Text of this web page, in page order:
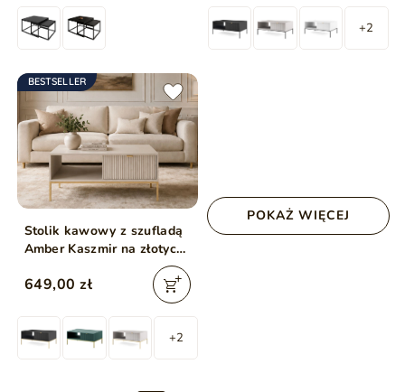
+2
BESTSELLER
Stolik kawowy z szufladą
Amber Kaszmir na złotych
649,00 zł
+2
POKAŻ WIĘCEJ